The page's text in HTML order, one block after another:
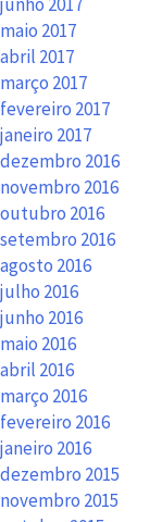
maio 2017
abril 2017
março 2017
fevereiro 2017
janeiro 2017
dezembro 2016
novembro 2016
outubro 2016
setembro 2016
agosto 2016
julho 2016
junho 2016
maio 2016
abril 2016
março 2016
fevereiro 2016
janeiro 2016
dezembro 2015
novembro 2015